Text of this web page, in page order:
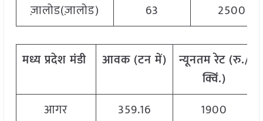
ज़ालोड(ज़ालोड)
63 2500
मध्यप्रदेशमंडी आवक(टनमें) न्यूनतमरेट(रु./
क्विं.)
आगर 359.16
1900